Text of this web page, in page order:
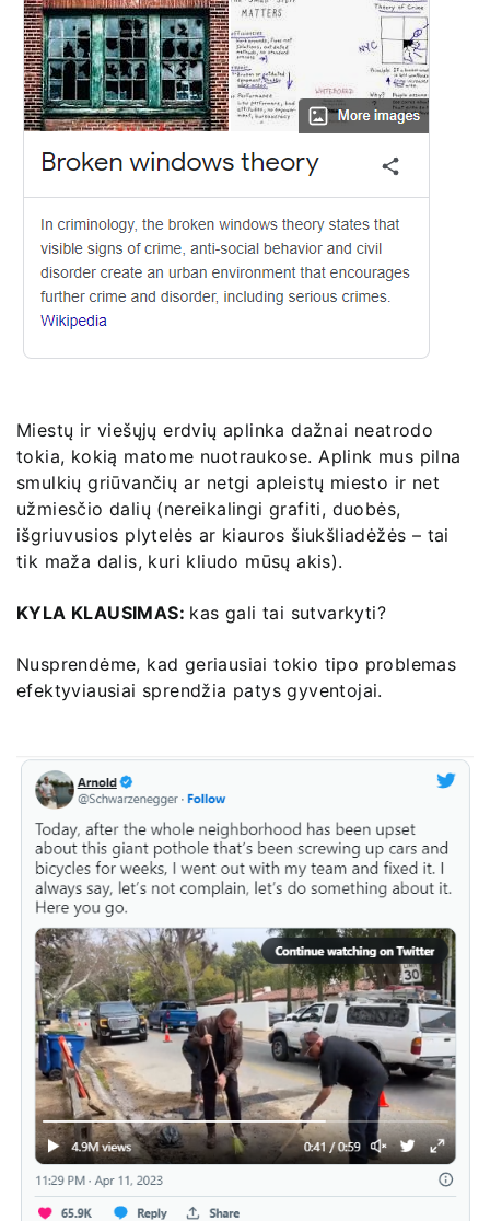
Miestų ir viešųjų erdvių aplinka dažnai neatrodo
tokia, kokią matome nuotraukose. Aplink mus pilna
smulkių griūvančių ar netgi apleistų miesto ir net
užmiesčio dalių (nereikalingi grafiti, duobės,
išgriuvusios plytelės ar kiauros šiukšliadėžės – tai
tik maža dalis, kuri kliudo mūsų akis).
KYLA KLAUSIMAS: kas gali tai sutvarkyti?
Nusprendėme, kad geriausiai tokio tipo problemas
efektyviausiai sprendžia patys gyventojai.